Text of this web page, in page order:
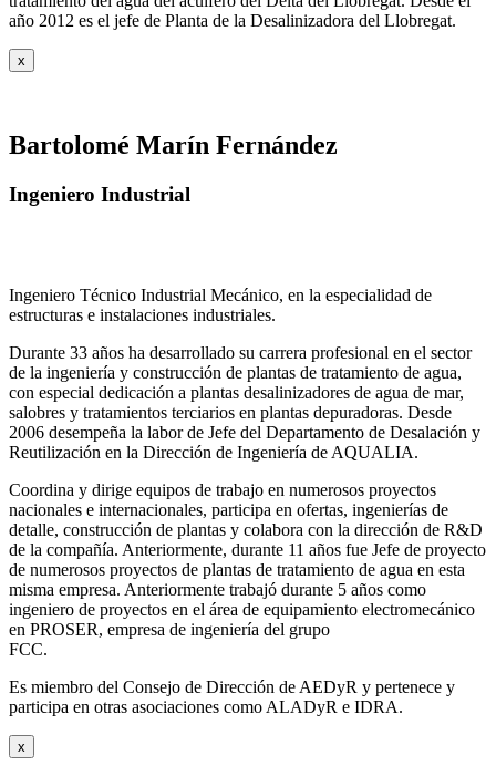
año 2012 es el jefe de Planta de la Desalinizadora del Llobregat.
x
Bartolomé Marín Fernández
Ingeniero Industrial
Ingeniero Técnico Industrial Mecánico, en la especialidad de
estructuras e instalaciones industriales.
Durante 33 años ha desarrollado su carrera profesional en el sector
de la ingeniería y construcción de plantas de tratamiento de agua,
con especial dedicación a plantas desalinizadores de agua de mar,
salobres y tratamientos terciarios en plantas depuradoras. Desde
2006 desempeña la labor de Jefe del Departamento de Desalación y
Reutilización en la Dirección de Ingeniería de AQUALIA.
Coordina y dirige equipos de trabajo en numerosos proyectos
nacionales e internacionales, participa en ofertas, ingenierías de
detalle, construcción de plantas y colabora con la dirección de R&D
de la compañía. Anteriormente, durante 11 años fue Jefe de proyecto
de numerosos proyectos de plantas de tratamiento de agua en esta
misma empresa. Anteriormente trabajó durante 5 años como
ingeniero de proyectos en el área de equipamiento electromecánico
en PROSER, empresa de ingeniería del grupo
FCC.
Es miembro del Consejo de Dirección de AEDyR y pertenece y
participa en otras asociaciones como ALADyR e IDRA.
x